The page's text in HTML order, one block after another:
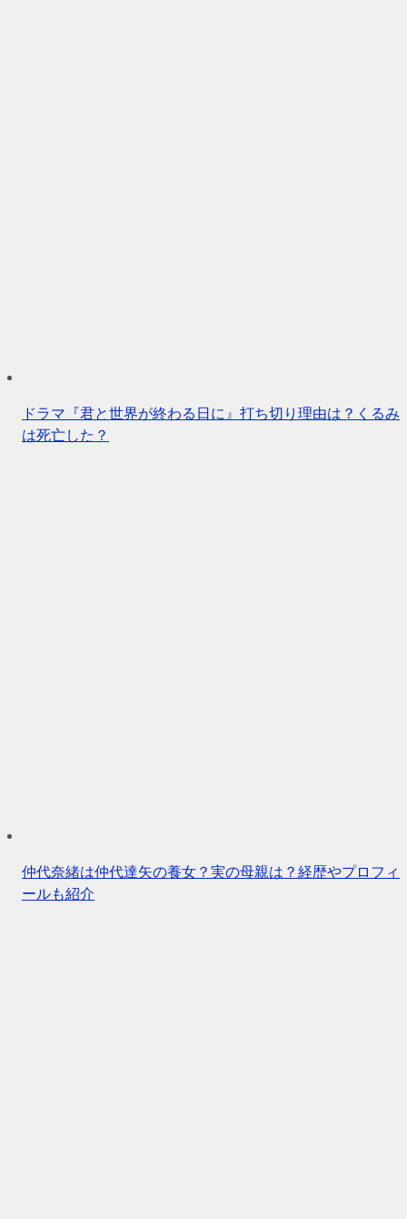
ドラマ『君と世界が終わる日に』打ち切り理由は？くるみ
は死亡した？
仲代奈緒は仲代達矢の養女？実の母親は？経歴やプロフィ
ールも紹介